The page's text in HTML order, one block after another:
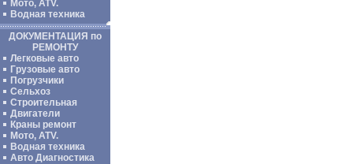
Мото, ATV.
Водная техника
ДОКУМЕНТАЦИЯ по
РЕМОНТУ
Легковые авто
Грузовые авто
Погрузчики
Сельхоз
Строительная
Двигатели
Краны ремонт
Мото, ATV.
Водная техника
Авто Диагностика